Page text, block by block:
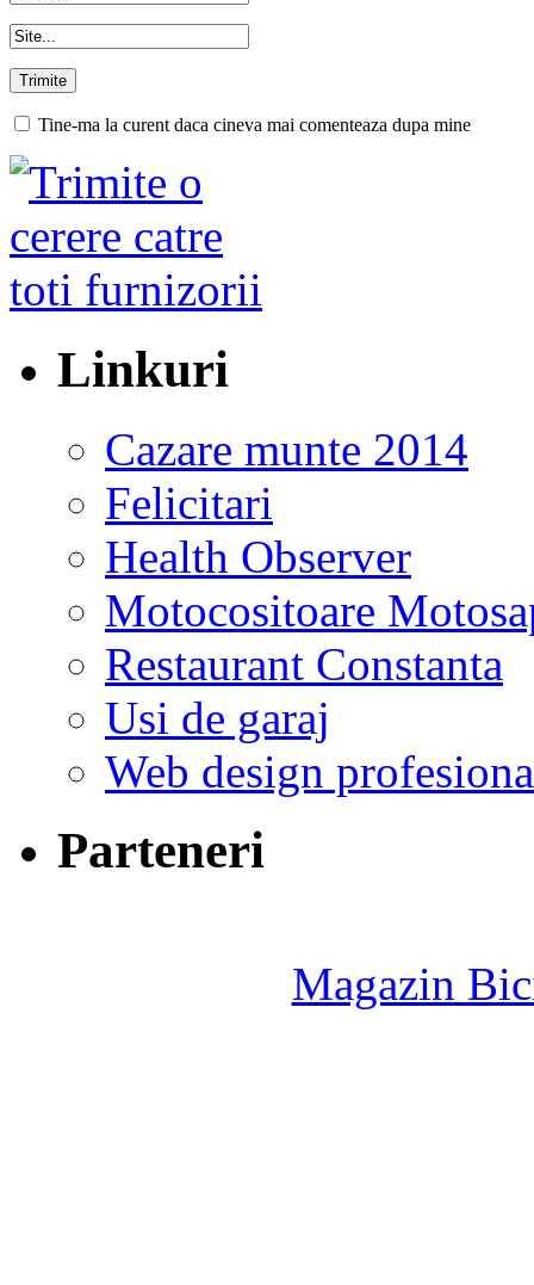
Tine-ma la curent daca cineva mai comenteaza dupa mine
Linkuri
Cazare munte 2014
Felicitari
Health Observer
Motocositoare
Restaurant Constanta
Usi de garaj
Web design
Parteneri
Magazin